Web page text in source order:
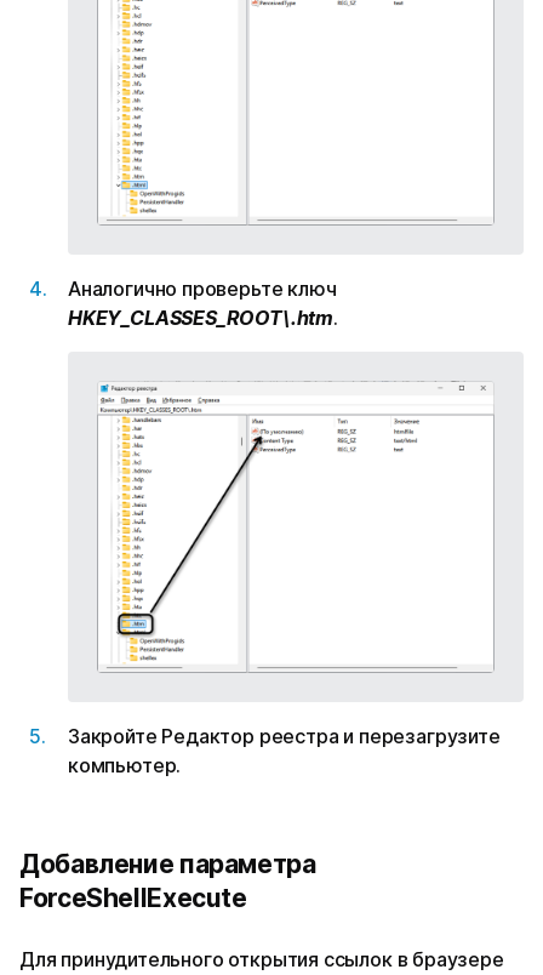
Аналогично проверьте ключ
HKEY_CLASSES_ROOT\.htm.
Закройте Редактор реестра и перезагрузите
компьютер.
Добавление параметра
ForceShellExecute
Для принудительного открытия ссылок в браузере